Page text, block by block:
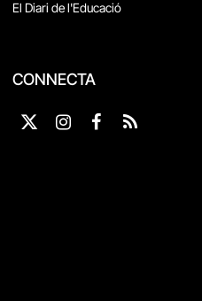
El Diari de l'Educació
CONNECTA
X
Instagram
Facebook
RSS